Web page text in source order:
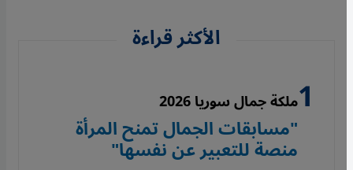
الأكثر قراءة
ملكة جمال سوريا 2026
"مسابقات الجمال تمنح المرأة
منصة للتعبير عن نفسها"